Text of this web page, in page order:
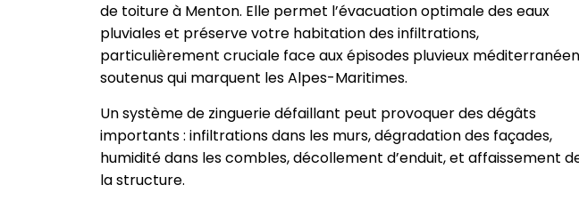
de toiture à Menton. Elle permet l’évacuation optimale des eaux
pluviales et préserve votre habitation des infiltrations,
particulièrement cruciale face aux épisodes pluvieux
soutenus qui marquent les Alpes-Maritimes.
Un système de zinguerie défaillant peut provoquer des dégâts
importants : infiltrations dans les murs, dégradation des façades,
humidité dans les combles, décollement d’enduit, et affaissement
la structure.